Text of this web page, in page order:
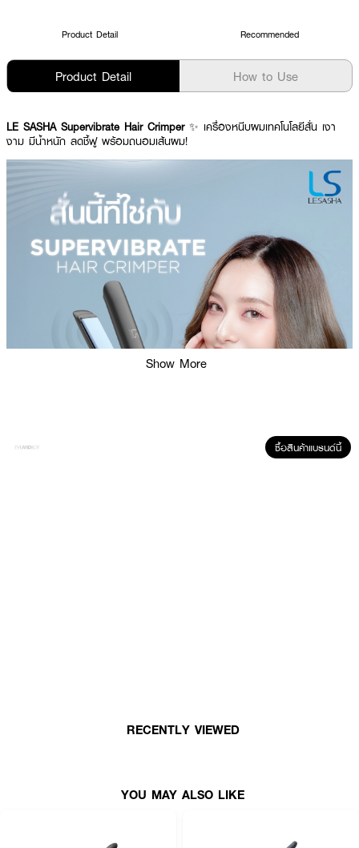
Product Detail Recommended
Product Detail How to Use
LE SASHA Supervibrate Hair Crimper✨ เครื่องหนีบผมเทคโนโลยีสั่น เงา
งาม มีน้ำหนัก ลดชี้ฟู พร้อมถนอมเส้นผม!
และปกป้องเส้นผมจากความเสียหาย
Show More
ซื้อสินค้าแบรนด์นี้
RECENTLY VIEWED
YOU MAY ALSO LIKE